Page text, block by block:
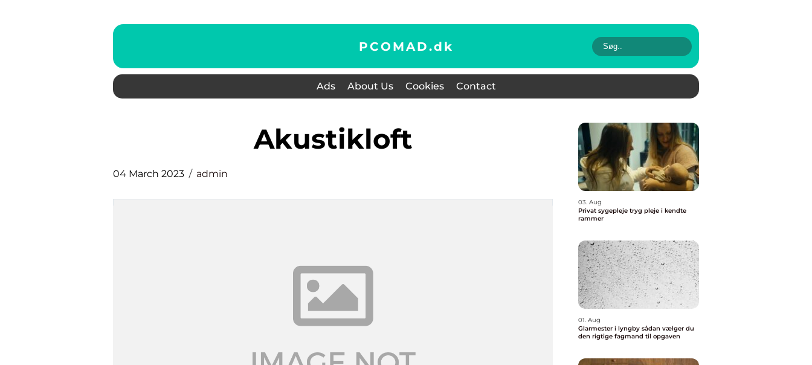
PCOMAD.dk
Ads About Us Cookies Contact
akustikloft
04 March 2023 admin
03. Aug
Privat sygepleje tryg pleje i kendte
rammer
01. Aug
Glarmester i lyngby sådan vælger du
den rigtige fagmand til opgaven